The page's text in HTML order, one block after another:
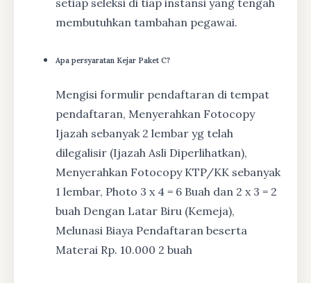
setiap seleksi di tiap instansi yang tengah
membutuhkan tambahan pegawai.
Apa persyaratan Kejar Paket C?
Mengisi formulir pendaftaran di tempat
pendaftaran, Menyerahkan Fotocopy
Ijazah sebanyak 2 lembar yg telah
dilegalisir (Ijazah Asli Diperlihatkan),
Menyerahkan Fotocopy KTP/KK sebanyak
1 lembar, Photo 3 x 4 = 6 Buah dan 2 x 3 = 2
buah Dengan Latar Biru (Kemeja),
Melunasi Biaya Pendaftaran beserta
Materai Rp. 10.000 2 buah